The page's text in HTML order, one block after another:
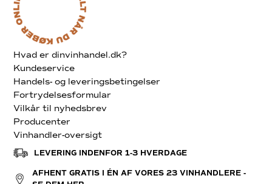
Hvad er dinvinhandel.dk?
Kundeservice
Handels- og leveringsbetingelser
Fortrydelsesformular
Vilkår til nyhedsbrev
Producenter
Vinhandler-oversigt
LEVERING INDENFOR 1-3 HVERDAGE
AFHENT GRATIS I ÉN AF VORES 23 VINHANDLERE -